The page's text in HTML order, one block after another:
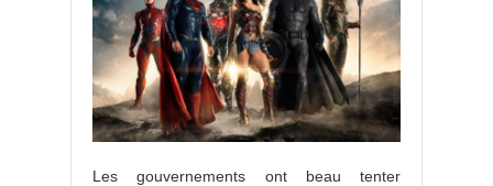
Les gouvernements ont beau tenter